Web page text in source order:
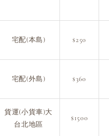
宅配(本島) $250
宅配(外島) $360
貨運(小貨車)大
台北地區
$1500